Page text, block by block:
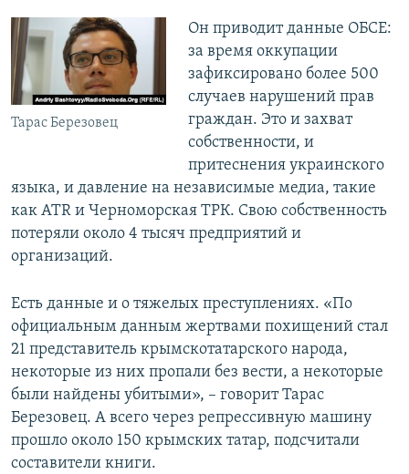
Тарас Березовец
Он приводит данные ОБСЕ:
за время оккупации
зафиксировано более 500
случаев нарушений прав
граждан. Это и захват
собственности, и
притеснения украинского
языка, и давление на независимые медиа, такие
как ATR и Черноморская ТРК. Свою собственность
потеряли около 4 тысяч предприятий и
организаций.
Есть данные и о тяжелых преступлениях. «По
официальным данным жертвами похищений стал
21 представитель крымскотатарского народа,
некоторые из них пропали без вести, а некоторые
были найдены убитыми», – говорит Тарас
Березовец. А всего через репрессивную машину
прошло около 150 крымских татар, подсчитали
составители книги.